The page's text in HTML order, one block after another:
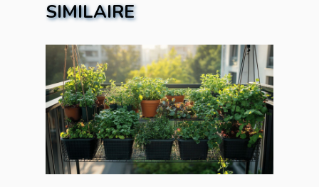
SIMILAIRE